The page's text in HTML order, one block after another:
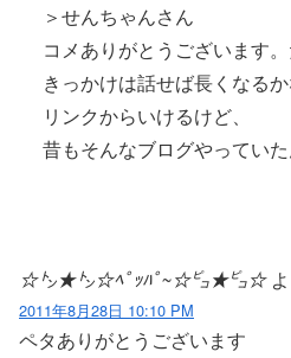
＞せんちゃんさん
コメありがとうございます。
きっかけは話せば長くなる
リンクからいけるけど、
昔もそんなブログやってい
☆㌧★㌧☆ﾍﾟｯﾊﾟ~☆㌰★㌰☆
2011年8月28日 10:10 PM
ペタありがとうございます